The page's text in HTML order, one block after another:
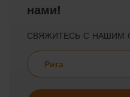
нами!
СВЯЖИТЕСЬ С НАШИМ
Рига